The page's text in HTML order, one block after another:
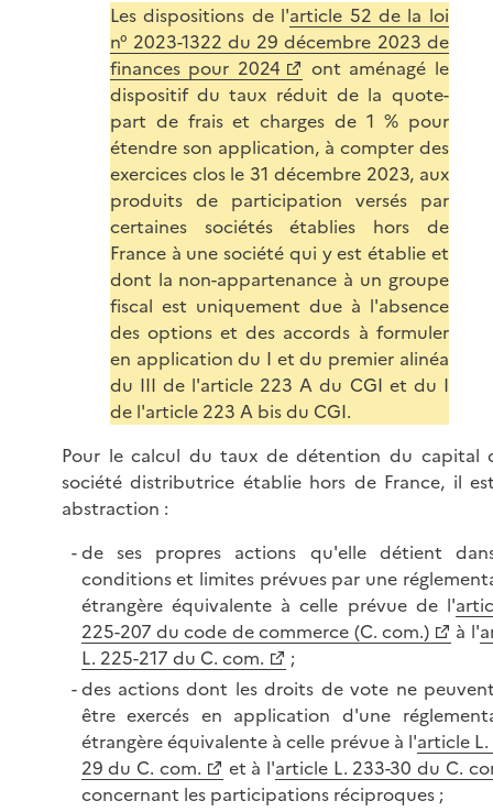
Les dispositions de l'article 52 de la loi
n° 2023-1322 du 29 décembre 2023 de
finances pour 2024
ont aménagé le
dispositif du taux réduit de la quote-
part de frais et charges de 1 % pour
étendre son application, à compter des
exercices clos le 31 décembre 2023, aux
produits de participation versés par
certaines sociétés établies hors de
France à une société qui y est établie et
dont la non-appartenance à un groupe
fiscal est uniquement due à l'absence
des options et des accords à formuler
en application du I et du premier alinéa
du III de l'article 223 A du CGI et du I
de l'article 223 A bis du CGI.
Pour le calcul du taux de détention du capital
société distributrice établie hors de France, il
abstraction :
de ses propres actions qu'elle détient
conditions et limites prévues par une
étrangère équivalente à celle prévue de l'
225-207 du code de commerce (C. com.)
à l'
L. 225-217 du C. com.
;
des actions dont les droits de vote ne
être exercés en application d'une
étrangère équivalente à celle prévue à l'article
29 du C. com.
et à l'article L. 233-30 du C.
concernant les participations réciproques ;